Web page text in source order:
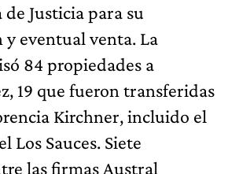
Justicia para su
eventual venta. La
84 propiedades a
19 que fueron transferidas
Kirchner, incluido el
Los Sauces. Siete
las firmas Austral